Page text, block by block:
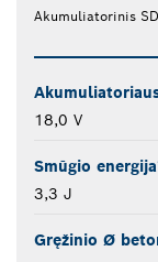
Akumuliatorinis
18,0 V
Smūgio
3,3 J
Gręžinio Ø